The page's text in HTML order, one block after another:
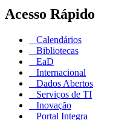
Acesso Rápido
Calendários
Bibliotecas
EaD
Internacional
Dados Abertos
Serviços de TI
Inovação
Portal Integra